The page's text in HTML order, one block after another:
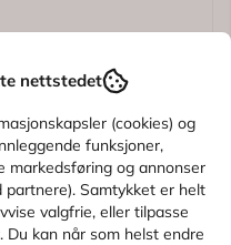
nettstedet
(cookies) og
funksjoner,
markedsføring og annonser
partnere). Samtykket er helt
valgfrie, eller tilpasse
kan når som helst endre